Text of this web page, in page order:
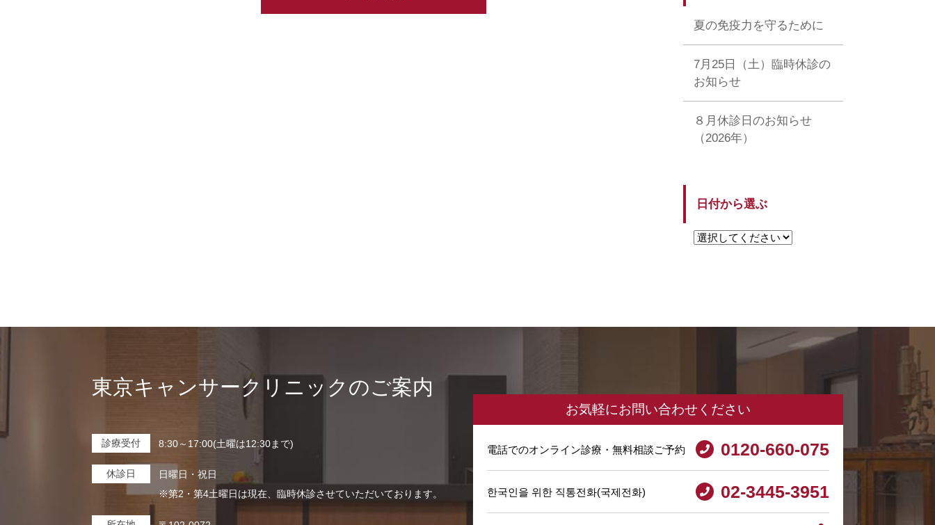
夏の免疫力を守るために
7月25日（土）臨時休診の
お知らせ
８月休診日のお知らせ
（2026年）
日付から選ぶ
東京キャンサークリニックのご案内
診療受付 8:30～17:00(土曜は12:30まで)
休診日
日曜日・祝日
※第2・第4土曜日は現在、臨時休診させていただいております。
お気軽にお問い合わせください
電話でのオンライン診療・無料相談ご予約 0120-660-075
한국인을 위한 직통전화(국제전화) 02-3445-3951